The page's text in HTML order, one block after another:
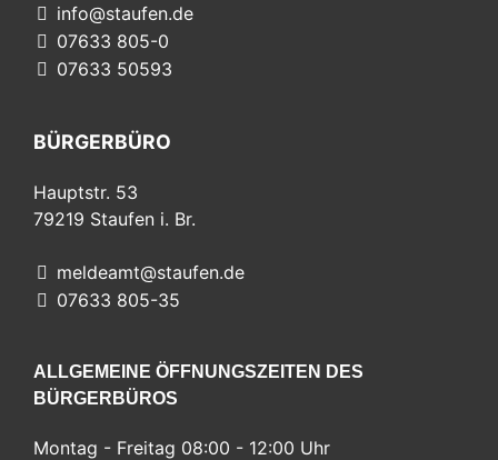
info@staufen.de
07633 805-0
07633 50593
BÜRGERBÜRO
Hauptstr. 53
79219 Staufen i. Br.
meldeamt@staufen.de
07633 805-35
ALLGEMEINE ÖFFNUNGSZEITEN DES
BÜRGERBÜROS
Montag - Freitag 08:00 - 12:00 Uhr